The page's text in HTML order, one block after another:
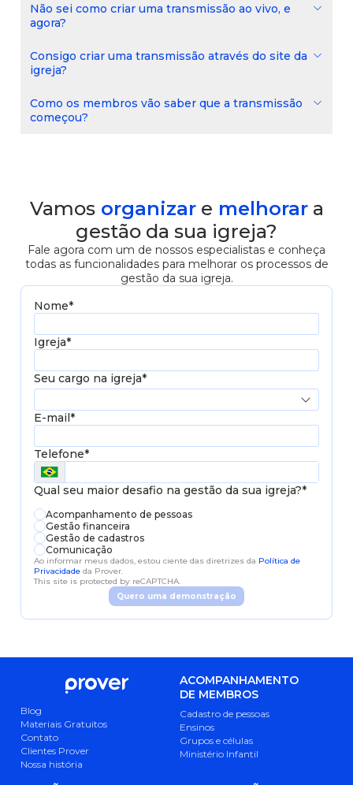
Não sei como criar uma transmissão ao vivo, e
agora?
Consigo criar uma transmissão através do site da
igreja?
Como os membros vão saber que a transmissão
começou?
Vamosorganizare melhorara
gestão da sua igreja?
Fale agora com um de nossos especialistas e conheça
todas as funcionalidades para melhorar os processos de
gestão da sua igreja.
Nome*
Igreja*
Seu cargo na igreja*
E-mail*
Telefone*
Qual seu maior desafio na gestão da sua igreja?*
Acompanhamento de pessoas
Gestão financeira
Gestão de cadastros
Comunicação
Ao informar meus dados, estou ciente das diretrizes da Política de
Privacidade da Prover.
This site is protected by reCAPTCHA.
Quero uma demonstração
SISTEMA PROVER
Blog
Materiais Gratuitos
Contato
Clientes Prover
Nossa história
ACOMPANHAMENTO
DE MEMBROS
Cadastro de pessoas
Ensinos
Grupos e células
Ministério Infantil